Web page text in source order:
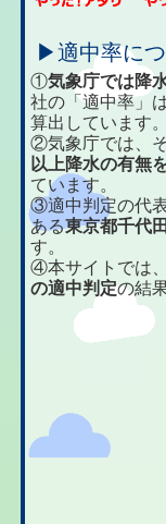
▶適中率に
①気象庁では降
社の「適中率」
算出しています。
②気象庁では、
以上降水の有無
ています。
③適中判定の代
ある東京都千代
す。
④本サイトでは
の適中判定の結